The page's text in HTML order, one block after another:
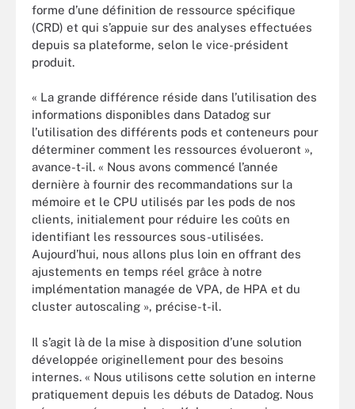
forme d’une définition de ressource spécifique
(CRD) et qui s’appuie sur des analyses effectuées
depuis sa plateforme, selon le vice-président
produit.
« La grande différence réside dans l’utilisation des
informations disponibles dans Datadog sur
l’utilisation des différents pods et conteneurs pour
déterminer comment les ressources évolueront »,
avance-t-il. « Nous avons commencé l’année
dernière à fournir des recommandations sur la
mémoire et le CPU utilisés par les pods de nos
clients, initialement pour réduire les coûts en
identifiant les ressources sous-utilisées.
Aujourd’hui, nous allons plus loin en offrant des
ajustements en temps réel grâce à notre
implémentation managée de VPA, de HPA et du
cluster autoscaling », précise-t-il.
Il s’agit là de la mise à disposition d’une solution
développée originellement pour des besoins
internes. « Nous utilisons cette solution en interne
pratiquement depuis les débuts de Datadog. Nous